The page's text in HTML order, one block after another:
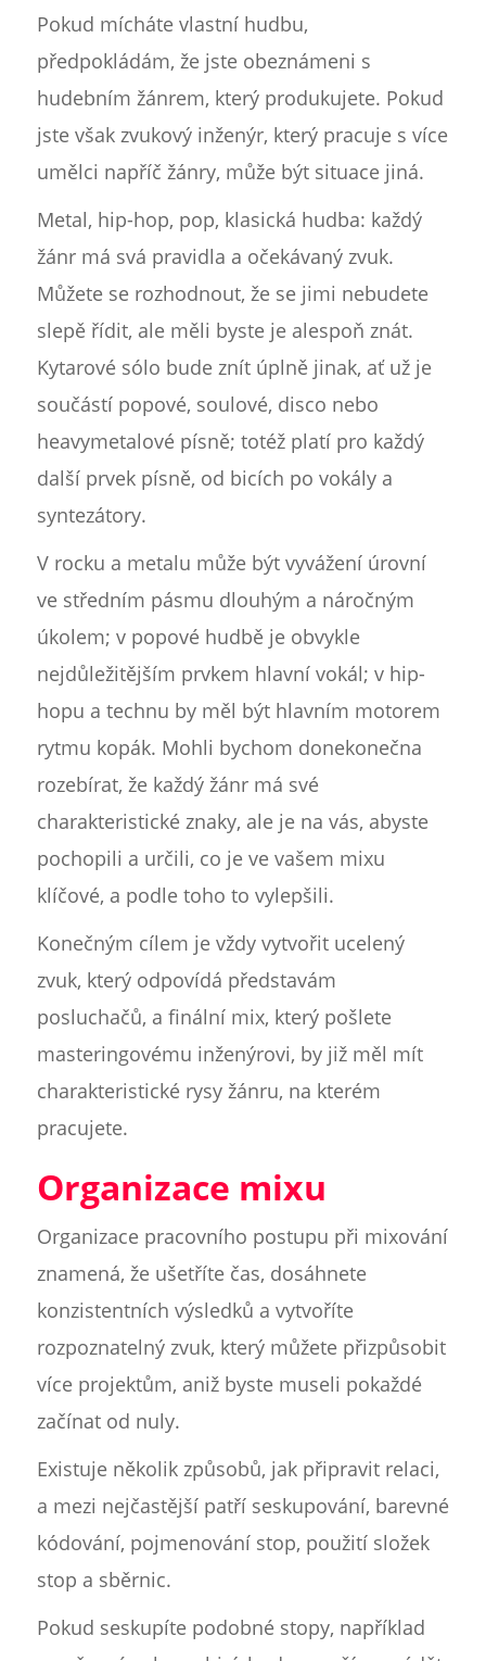
Pokud mícháte vlastní hudbu,
předpokládám, že jste obeznámeni s
hudebním žánrem, který produkujete. Pokud
jste však zvukový inženýr, který pracuje s více
umělci napříč žánry, může být situace jiná.
Metal, hip-hop, pop, klasická hudba: každý
žánr má svá pravidla a očekávaný zvuk.
Můžete se rozhodnout, že se jimi nebudete
slepě řídit, ale měli byste je alespoň znát.
Kytarové sólo bude znít úplně jinak, ať už je
součástí popové, soulové, disco nebo
heavymetalové písně; totéž platí pro každý
další prvek písně, od bicích po vokály a
syntezátory.
V rocku a metalu může být vyvážení úrovní
ve středním pásmu dlouhým a náročným
úkolem; v popové hudbě je obvykle
nejdůležitějším prvkem hlavní vokál; v hip-
hopu a technu by měl být hlavním motorem
rytmu kopák. Mohli bychom donekonečna
rozebírat, že každý žánr má své
charakteristické znaky, ale je na vás, abyste
pochopili a určili, co je ve vašem mixu
klíčové, a podle toho to vylepšili.
Konečným cílem je vždy vytvořit ucelený
zvuk, který odpovídá představám
posluchačů, a finální mix, který pošlete
masteringovému inženýrovi, by již měl mít
charakteristické rysy žánru, na kterém
pracujete.
Organizace mixu
Organizace pracovního postupu při mixování
znamená, že ušetříte čas, dosáhnete
konzistentních výsledků a vytvoříte
rozpoznatelný zvuk, který můžete přizpůsobit
více projektům, aniž byste museli pokaždé
začínat od nuly.
Existuje několik způsobů, jak připravit relaci,
a mezi nejčastější patří seskupování, barevné
kódování, pojmenování stop, použití složek
stop a sběrnic.
Pokud seskupíte podobné stopy, například